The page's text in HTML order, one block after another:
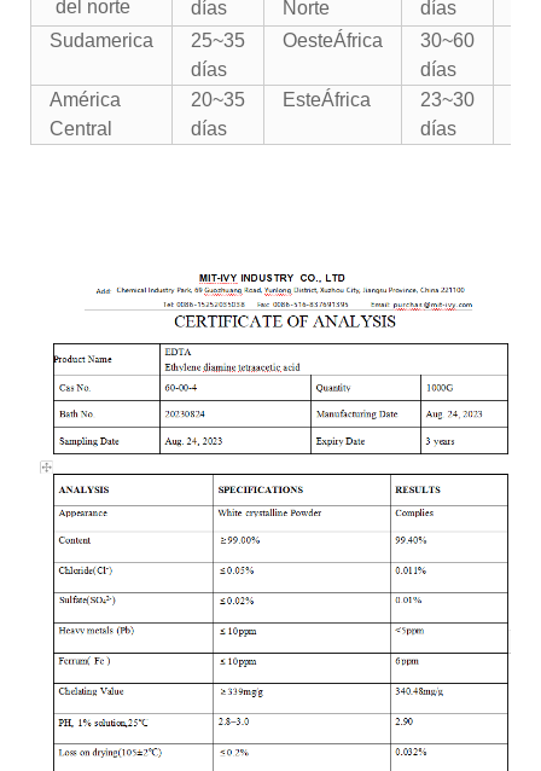
del norte días Norte
días
Sudamerica
25~35
días
OesteÁfrica
30~60
días
América
Central
20~35
días
EsteÁfrica
23~30
días